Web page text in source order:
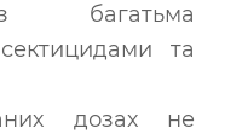
багатьма
та
дозах не